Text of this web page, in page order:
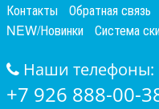
Контакты Обратная связь
NEW/Новинки
Система
Наши телефоны:
+7 926 888-00-